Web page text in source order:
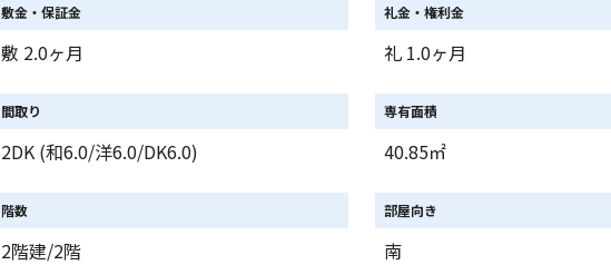
敷金・保証金
敷 2.0ヶ月
礼金・権利金
礼 1.0ヶ月
間取り
2DK (和6.0/洋6.0/DK6.0)
専有面積
40.85㎡
階数
2階建/2階
部屋向き
南